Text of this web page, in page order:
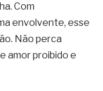
Com
envolvente, esse
Não perca
amor proibido e